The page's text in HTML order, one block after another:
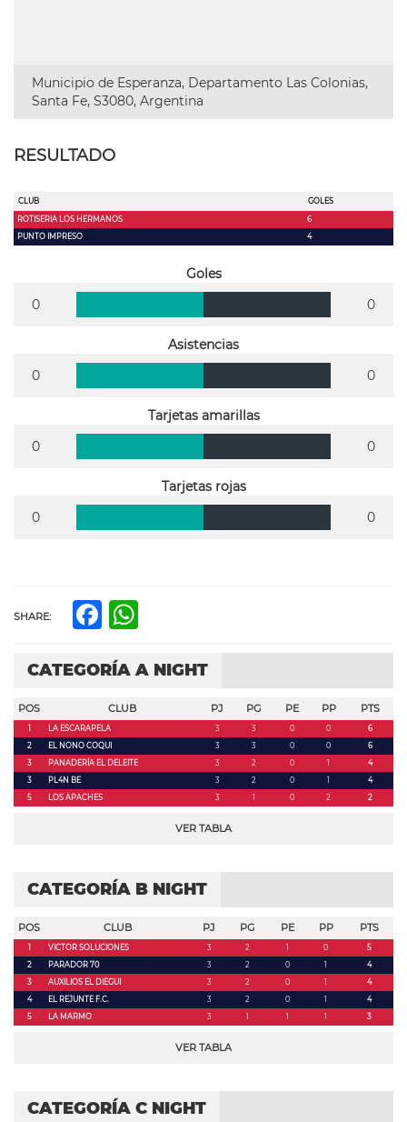
Municipio de Esperanza, Departamento Las Colonias,
Santa Fe, S3080, Argentina
RESULTADO
CLUB
GOLES
ROTISERIA LOS HERMANOS
6
PUNTO IMPRESO
4
Goles
0
0
Asistencias
0
0
Tarjetas amarillas
0
0
Tarjetas rojas
0
0
SHARE: Facebook
CATEGORÍA A NIGHT
POS CLUB PJ PG PE PP PTS
1 LA ESCARAPELA 3 3 0 0
6
2
EL NONO COQUI 3 3 0 0
6
3
PANADERÍA EL DELEITE 3 2 0 1
4
3
PL4N BE 3 2 0 1
4
5
LOS APACHES 3 1 0 2 2
VER TABLA
CATEGORÍA B NIGHT
POS CLUB PJ PG PE PP PTS
1 VICTOR SOLUCIONES 3 2 1 0
5
2
PARADOR 70 3 2 0 1
4
3
AUXILIOS EL DIEGUI 3 2 0 1
4
4
EL REJUNTE F.C. 3 2 0 1
4
5
LA MARMO 3 1 1 1 3
VER TABLA
CATEGORÍA C NIGHT